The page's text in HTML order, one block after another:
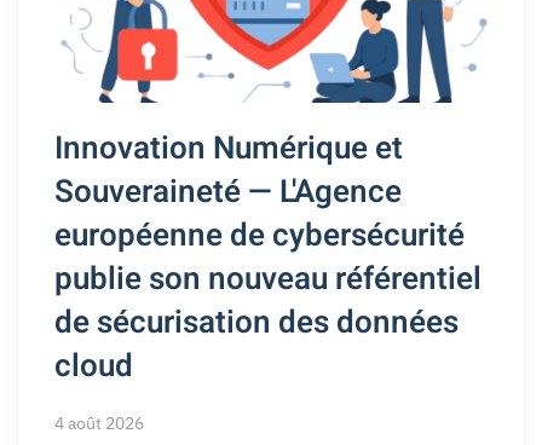
Innovation Numérique et
Souveraineté — L'Agence
européenne de cybersécurité
publie son nouveau référentiel
de sécurisation des données
cloud
4 août 2026